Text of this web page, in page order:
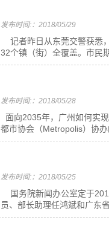
发布时间:：2018/05/29
记者昨日从东莞交警获悉
32个镇（街）全覆盖。市民
发布时间:：2018/05/28
面向2035年，广州如何实
都市协会（Metropolis）协
发布时间:：2018/05/25
国务院新闻办公室定于
员、部长助理任鸿斌和广东